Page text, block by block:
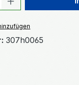
307h0065